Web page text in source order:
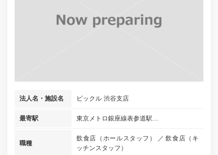
法人名・施設名 ピックル 渋谷支店
最寄駅 東京メトロ銀座線表参道駅...
職種
飲食店（ホールスタッフ）
飲食店（キ
ッチンスタッフ）